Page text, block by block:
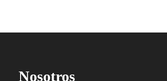
Nosotros